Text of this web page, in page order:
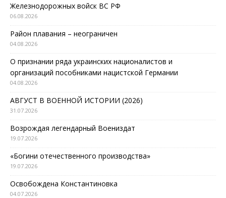
Железнодорожных войск ВС РФ
06.08.2026
Район плавания – неограничен
04.08.2026
О признании ряда украинских националистов и
организаций пособниками нацистской Германии
04.08.2026
АВГУСТ В ВОЕННОЙ ИСТОРИИ (2026)
31.07.2026
Возрождая легендарный Воениздат
19.07.2026
«Богини отечественного производства»
19.07.2026
Освобождена Константиновка
04.07.2026